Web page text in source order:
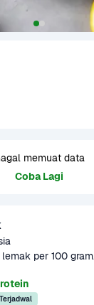
memuat data
Coba Lagi
per 100 gram
Terjadwal